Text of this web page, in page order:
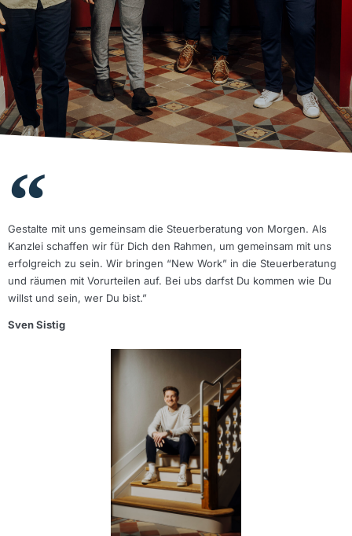
Gestalte mit uns gemeinsam die Steuerberatung von Morgen. Als
Kanzlei schaffen wir für Dich den Rahmen, um gemeinsam mit uns
erfolgreich zu sein. Wir bringen “New Work” in die Steuerberatung
und räumen mit Vorurteilen auf. Bei ubs darfst Du kommen wie Du
willst und sein, wer Du bist.”
Sven Sistig